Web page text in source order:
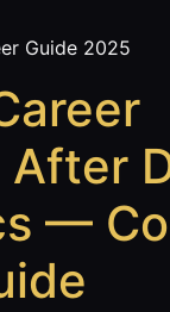
Guide 2025
—